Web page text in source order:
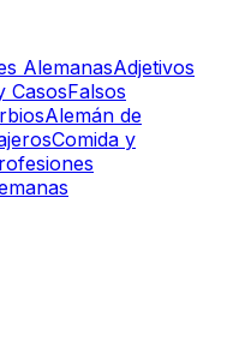
AlemanasAdjetivos
CasosFalsos
Alemán de
Comida y